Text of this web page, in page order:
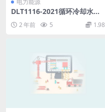
电力能源
DLT1116-2021循环冷却水用
杀菌剂性能评价(2.2MB)pdf
2 年前 5 1.98